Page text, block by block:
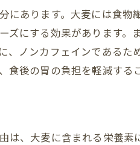
熱中症予防に
水分補給の新
麦茶の冷却効
暑さ対策に役
毎日の健康をサポ
にあります。大麦には食
ズにする効果があります
、ノンカフェインである
食後の胃の負担を軽減する
は、大麦に含まれる栄養